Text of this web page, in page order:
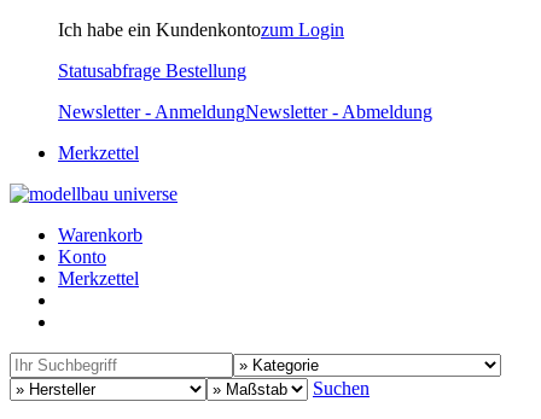
Ich habe ein Kundenkontozum Login
Statusabfrage Bestellung
Newsletter - AnmeldungNewsletter - Abmeldung
Merkzettel
Warenkorb
Konto
Merkzettel
Suchen